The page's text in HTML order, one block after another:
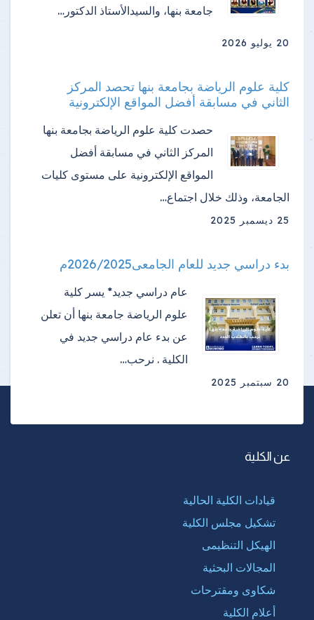
جامعة بنها، والسيدالأستاذ الدكتور…
20 يوليو 2026
كلية علوم الرياضة بجامعة بنها تحصد المركز
الثاني في مسابقة أفضل المواقع الإلكترونية
حصدت كلية علوم الرياضة بجامعة بنها
المركز الثاني في مسابقة أفضل
المواقع الإلكترونية على مستوى كليات
الجامعة، وذلك خلال اجتماع…
25 ديسمبر 2025
بدء دراسي جديد للعام الجامعى2026/2025م
عام دراسي جديد* يسر كلية
علوم الرياضة جامعة بنها أن تعلن
عن بدء عام دراسي جديد في
الكلية . نرحب…
20 سبتمبر 2025
عن الكلية
قيادات الكلية الحالية
تشكيل مجلس الكلية
الهيكل التنظيمى
المجالات البحثية
شكاوى ومقترحات
أعلام الكلية